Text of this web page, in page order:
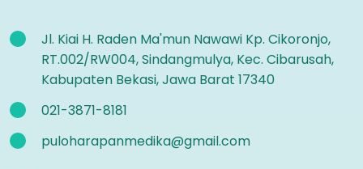
Jl. Kiai H. Raden Ma'mun Nawawi Kp. Cikoronjo,
RT.002/RW004, Sindangmulya, Kec. Cibarusah,
Kabupaten Bekasi, Jawa Barat 17340
021-3871-8181
puloharapanmedika@gmail.com